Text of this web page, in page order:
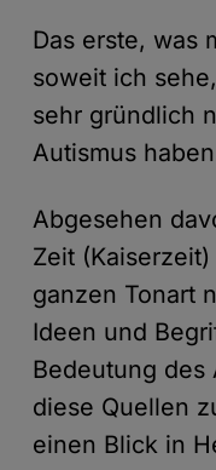
Das erste, was
soweit ich
sehr gründlich
Autismus
Abgesehen
Zeit
ganzen Tonart
Ideen und
Bedeutung
diese Quellen
einen Blick in